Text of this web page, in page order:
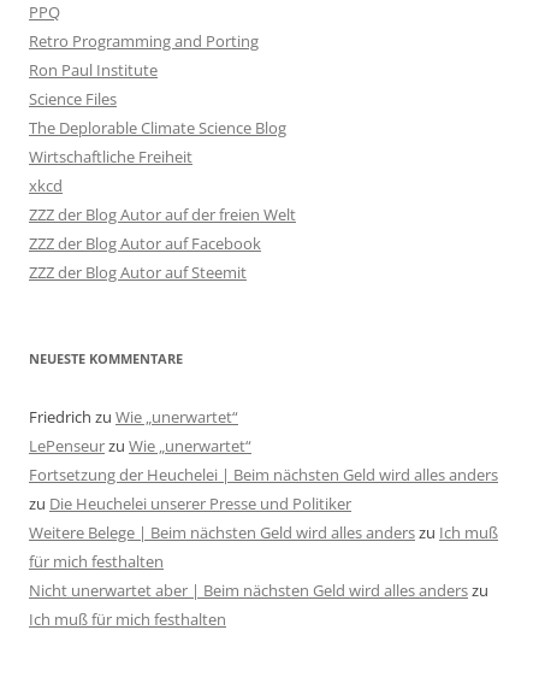
PPQ
Retro Programming and Porting
Ron Paul Institute
Science Files
The Deplorable Climate Science Blog
Wirtschaftliche Freiheit
xkcd
ZZZ der Blog Autor auf der freien Welt
ZZZ der Blog Autor auf Facebook
ZZZ der Blog Autor auf Steemit
NEUESTE KOMMENTARE
Friedrich zu Wie „unerwartet“
LePenseurzu Wie „unerwartet“
Fortsetzung der Heuchelei | Beim nächsten Geld wird alles anders
zu Die Heuchelei unserer Presse und Politiker
Weitere Belege | Beim nächsten Geld wird alles anderszu Ich muß
für mich festhalten
Nicht unerwartet aber | Beim nächsten Geld wird alles anderszu
Ich muß für mich festhalten